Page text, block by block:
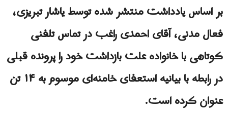
بر اساس یادداشت منتشر شده توسط یاشار تبریزی،
فعال مدنی، آقای احمدی راغب در تماس تلفنی
کوتاهی با خانواده علت بازداشت خود را پرونده قبلی
در رابطه با بیانیه استعفای خامنه‌ای موسوم به ۱۴ تن
عنوان کرده است.